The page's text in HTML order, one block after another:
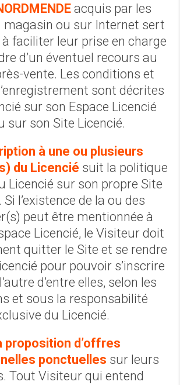
acquis par les
magasin ou sur Internet sert
faciliter leur prise en charge
d’un éventuel recours au
vente. Les conditions et
sont décrites
sur son Espace Licencié
sur son Site Licencié.
à une ou plusieurs
du Licencié suit la politique
Licencié sur son propre Site
Si l’existence de la ou des
peut être mentionnée à
Licencié, le Visiteur doit
quitter le Site et se rendre
pour pouvoir s’inscrire
d’entre elles, selon les
et sous la responsabilité
du Licencié.
proposition d’offres
ponctuelles sur leurs
Tout Visiteur qui entend